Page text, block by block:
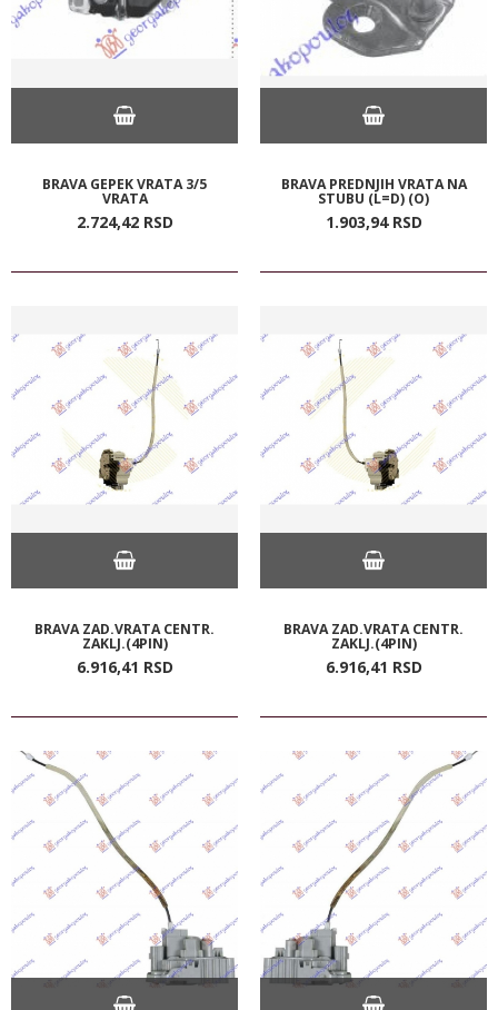
BRAVA GEPEK VRATA 3/5
VRATA
2.724,42 RSD
BRAVA PREDNJIH VRATA NA
STUBU (L=D) (O)
1.903,94 RSD
BRAVA ZAD.VRATA CENTR.
ZAKLJ.(4PIN)
6.916,41 RSD
BRAVA ZAD.VRATA CENTR.
ZAKLJ.(4PIN)
6.916,41 RSD